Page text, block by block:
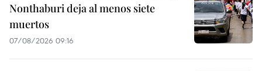
Nonthaburi deja al menos siete
muertos
07/08/2026 09:16